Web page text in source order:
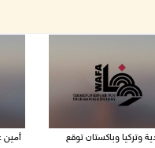
وتركيا وباكستان توقع أمين